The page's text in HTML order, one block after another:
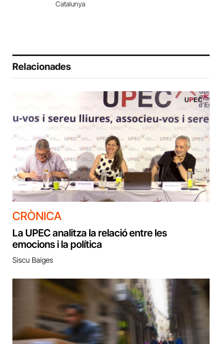
Catalunya
Relacionades
CRÒNICA
La UPEC analitza la relació entre les
emocions i la política
Siscu Baiges